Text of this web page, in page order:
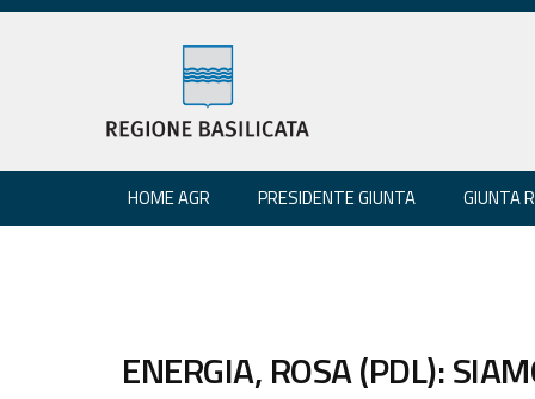
HOME AGR PRESIDENTE GIUNTA GIUNTA
ENERGIA, ROSA (PDL):